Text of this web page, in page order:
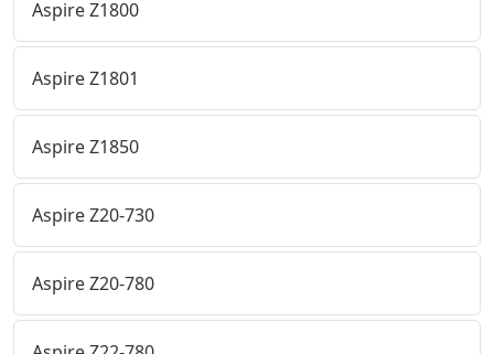
Aspire Z1800
Aspire Z1801
Aspire Z1850
Aspire Z20-730
Aspire Z20-780